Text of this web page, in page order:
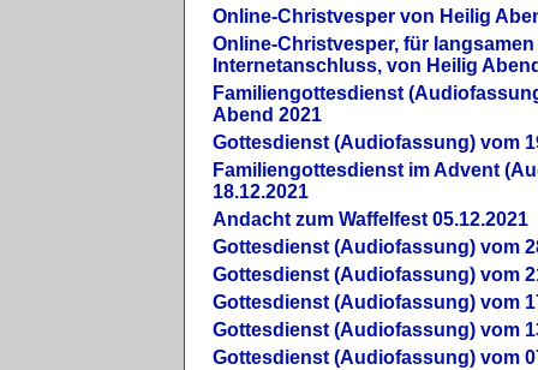
Online-Christvesper von Heilig
Online-Christvesper, für langsamen
Internetanschluss, von Heilig
Familiengottesdienst
Abend 2021
Gottesdienst (Audiofassung) vom
Familiengottesdienst im Advent
18.12.2021
Andacht zum Waffelfest 05.12.2021
Gottesdienst (Audiofassung) vom
Gottesdienst (Audiofassung) vom
Gottesdienst (Audiofassung) vom
Gottesdienst (Audiofassung) vom
Gottesdienst (Audiofassung) vom